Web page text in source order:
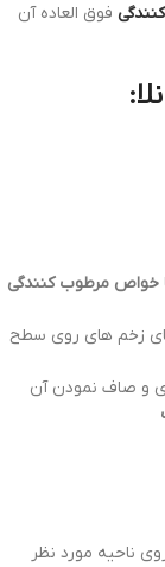
فوق العاده آن
خواص مرطوب کنندگی
زخم های روی سطح
و صاف نمودن آن
ناحیه مورد نظر